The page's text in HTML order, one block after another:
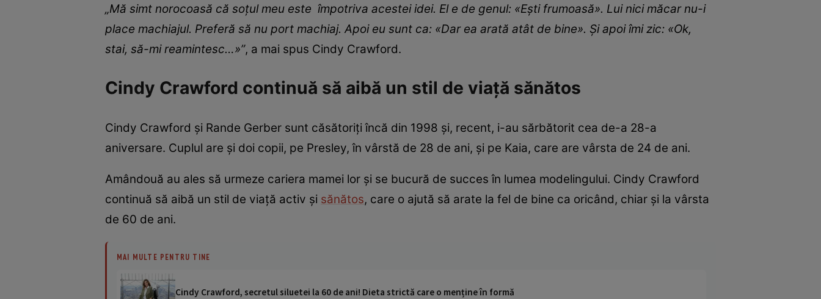
„Mă simt norocoasă că soțul meu este împotriva acestei idei. El e de genul: «Ești frumoasă». Lui nici măcar nu-i
place machiajul. Preferă să nu port machiaj. Apoi eu sunt ca: «Dar ea arată atât de bine». Și apoi îmi zic: «Ok,
stai, să-mi reamintesc…»”, a mai spus Cindy Crawford.
Cindy Crawford continuă să aibă un stil de viață sănătos
Cindy Crawford și Rande Gerber sunt căsătoriți încă din 1998 și, recent, i-au sărbătorit cea de-a 28-a
aniversare. Cuplul are și doi copii, pe Presley, în vârstă de 28 de ani, și pe Kaia, care are vârsta de 24 de ani.
Amândouă au ales să urmeze cariera mamei lor și se bucură de succes în lumea modelingului. Cindy Crawford
continuă să aibă un stil de viață activ și sănătos, care o ajută să arate la fel de bine ca oricând, chiar și la vârsta
de 60 de ani.
MAI MULTE PENTRU TINE
Cindy Crawford, secretul siluetei la 60 de ani! Dieta strictă care o menține în formă